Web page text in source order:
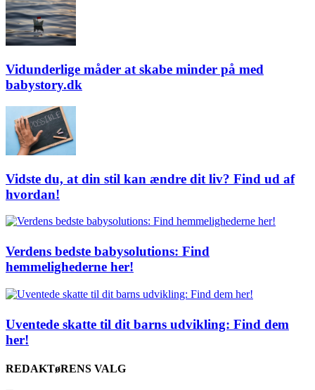
Vidunderlige måder at skabe minder på med
babystory.dk
Vidste du, at din stil kan ændre dit liv? Find ud af
hvordan!
Verdens bedste babysolutions: Find
hemmelighederne her!
Uventede skatte til dit barns udvikling: Find dem
her!
REDAKTøRENS VALG